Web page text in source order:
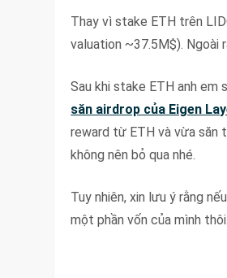
Thay vì stake ETH trên
valuation ~37.5M$). Ngoài
Sau khi stake ETH anh
săn airdrop của Eigen
reward từ ETH và vừa săn
không nên bỏ qua nhé.
Tuy nhiên, xin lưu ý rằng
một phần vốn của mình